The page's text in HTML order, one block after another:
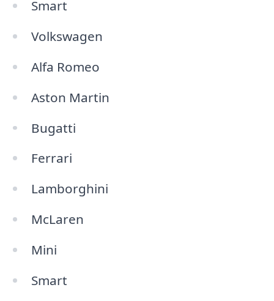
Smart
Volkswagen
Alfa Romeo
Aston Martin
Bugatti
Ferrari
Lamborghini
McLaren
Mini
Smart